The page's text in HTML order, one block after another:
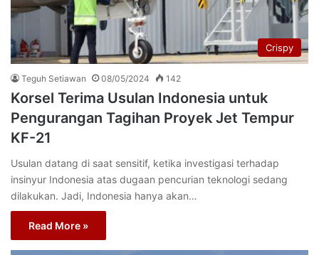
Crispy
Teguh Setiawan 08/05/2024 142
Korsel Terima Usulan Indonesia untuk
Pengurangan Tagihan Proyek Jet Tempur
KF-21
Usulan datang di saat sensitif, ketika investigasi terhadap
insinyur Indonesia atas dugaan pencurian teknologi sedang
dilakukan. Jadi, Indonesia hanya akan…
Read More »